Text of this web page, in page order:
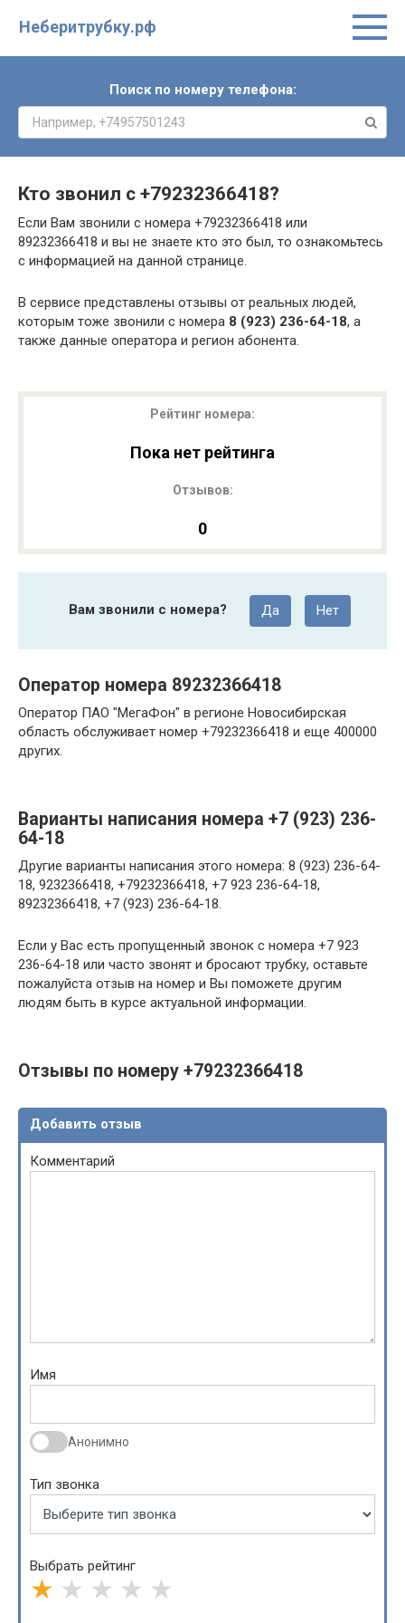
Неберитрубку.рф
Поиск по номеру телефона:
Кто звонил с +79232366418?
Если Вам звонили с номера +79232366418 или
89232366418 и вы не знаете кто это был, то ознакомьтесь
с информацией на данной странице.
В сервисе представлены отзывы от реальных людей,
которым тоже звонили с номера 8 (923) 236-64-18, а
также данные оператора и регион абонента.
Рейтинг номера:
Пока нет рейтинга
Отзывов:
0
Вам звонили с номера? Да Нет
Оператор номера 89232366418
Оператор ПАО "МегаФон" в регионе Новосибирская
область обслуживает номер +79232366418 и еще 400000
других.
Варианты написания номера +7 (923) 236-
64-18
Другие варианты написания этого номера: 8 (923) 236-64-
18, 9232366418, +79232366418, +7 923 236-64-18,
89232366418, +7 (923) 236-64-18.
Если у Вас есть пропущенный звонок с номера +7 923
236-64-18 или часто звонят и бросают трубку, оставьте
пожалуйста отзыв на номер и Вы поможете другим
людям быть в курсе актуальной информации.
Отзывы по номеру +79232366418
Добавить отзыв
Комментарий
Имя
Анонимно
Тип звонка
Выбрать рейтинг
★ ★ ★ ★ ★